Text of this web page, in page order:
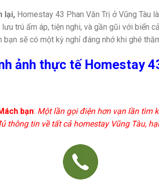
lại, Homestay 43 Phan Văn Trị ở Vũng Tàu
lưu trú ấm áp, tiện nghi, và gần gũi với biển
bạn sẽ có một kỳ nghỉ đáng nhớ khi ghé
ảnh thực tế Homestay
bạn: Một lần gọi điện hơn vạn lần tìm
thông tin về tất cả homestay Vũng Tàu,